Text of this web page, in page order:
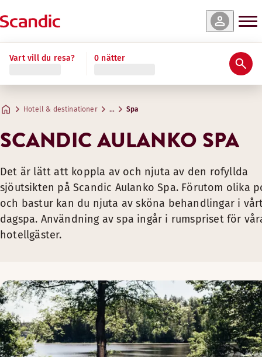
Vart vill du resa? 0 nätter
Hotell & destinationer … Spa
SCANDIC AULANKO SPA
Det är lätt att koppla av och njuta av den rofyllda
sjöutsikten på Scandic Aulanko Spa. Förutom olika
och bastur kan du njuta av sköna behandlingar i
dagspa. Användning av spa ingår i rumspriset för
hotellgäster.
SPAPRISER FÖR SCANDIC
Som Scandic Friends-medlemfår du 10 % rabatt på
Mån–fre till kl. 14.00
Fre efter kl. 14.00, lör–sön, mitt i veckan semester och
VÄLMÅENDE OCH GLÄDJE
På Scandic Aulanko spahotell kan du njuta av olika
TJÄNSTER
Massage
Ansiktsbehandlingar
Spabehandlingar
Pedikyr
Vattengymnastiken genomförs med högkvalitativ virtuell
Du hittar mer information och priser på